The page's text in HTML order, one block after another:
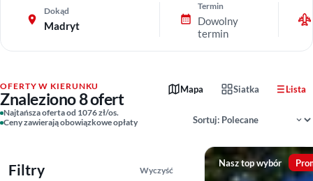
Dokąd
Madryt
Termin
Dowolny
termin
OFERTY W KIERUNKU
Znaleziono 8 ofert
Najtańsza oferta od 1076 zł/os.
Ceny zawierają obowiązkowe opłaty
Mapa Siatka Lista
Filtry Wyczyść
Nasz top wybór